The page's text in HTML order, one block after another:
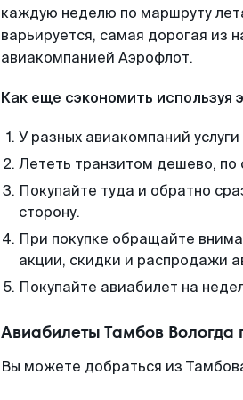
каждую неделю по маршруту
варьируется, самая дорогая из
авиакомпанией Аэрофлот.
Как еще сэкономить используя
У разных авиакомпаний
Лететь транзитом дешево, по
Покупайте туда и обратно
сторону.
При покупке обращайте
акции, скидки и распродажи
Покупайте авиабилет на
Авиабилеты Тамбов
Вы можете добраться из